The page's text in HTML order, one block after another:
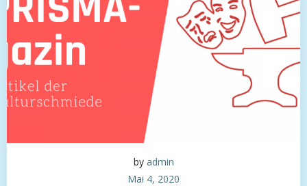
by admin
Mai 4, 2020